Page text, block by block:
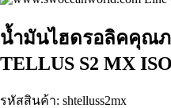
น้ำมันไฮดรอลิคคุณภ
TELLUS S2 MX ISO
รหัสสินค้า: shtelluss2mx